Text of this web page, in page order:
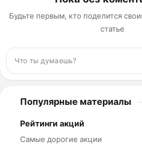
Будьте первым, кто поделится
статье
Популярные материалы
Рейтинги акций
Самые дорогие акции